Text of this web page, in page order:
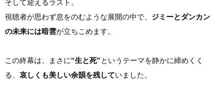
そして迎えるラスト。
視聴者が思わず息をのむような展開の中で、 ジミーとダンカン
の未来には暗雲が立ちこめます。
この終幕は、まさに“生と死”というテーマを静かに締めくく
る、 哀しくも美しい余韻を残していました。